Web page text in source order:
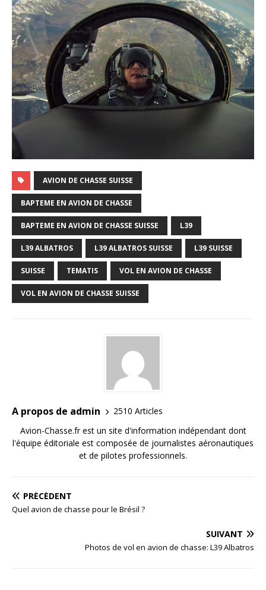
AVION DE CHASSE SUISSE
BAPTEME EN AVION DE CHASSE
BAPTEME EN AVION DE CHASSE SUISSE L39
L39 ALBATROS L39 ALBATROS SUISSE L39 SUISSE
SUISSE TEMATIS VOL EN AVION DE CHASSE
VOL EN AVION DE CHASSE SUISSE
A propos de admin
2510 Articles
Avion-Chasse.fr est un site d'information indépendant dont
l'équipe éditoriale est composée de journalistes aéronautiques
et de pilotes professionnels.
PRÉCÉDENT
Quel avion de chasse pour le Brésil ?
SUIVANT
Photos de vol en avion de chasse: L39 Albatros